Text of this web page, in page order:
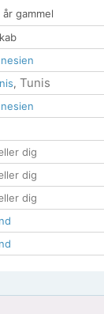
gammel
, Tunis
dig
dig
dig